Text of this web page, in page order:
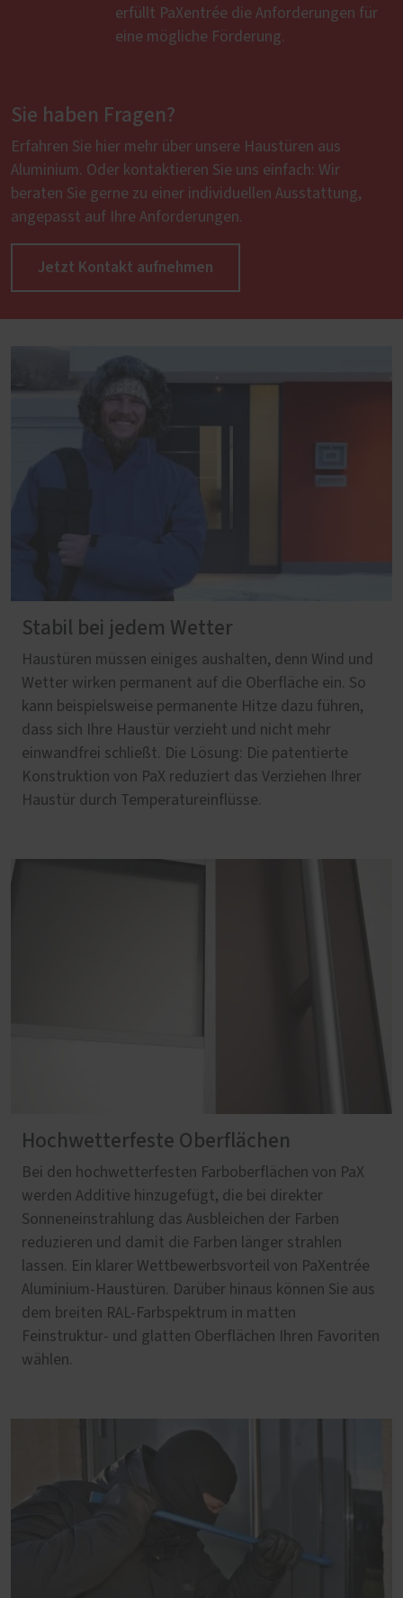
erfüllt PaXentrée die Anforderungen für
eine mögliche Förderung.
Sie haben Fragen?
Erfahren Sie hier mehr über unsere Haustüren aus
Aluminium. Oder kontaktieren Sie uns einfach: Wir
beraten Sie gerne zu einer individuellen Ausstattung,
angepasst auf Ihre Anforderungen.
Jetzt Kontakt aufnehmen
Stabil bei jedem Wetter
Haustüren müssen einiges aushalten, denn Wind und
Wetter wirken permanent auf die Oberfläche ein. So
kann beispielsweise permanente Hitze dazu führen,
dass sich Ihre Haustür verzieht und nicht mehr
einwandfrei schließt. Die Lösung: Die patentierte
Konstruktion von PaX reduziert das Verziehen Ihrer
Haustür durch Temperatureinflüsse.
Hochwetterfeste Oberflächen
Bei den hochwetterfesten Farboberflächen von PaX
werden Additive hinzugefügt, die bei direkter
Sonneneinstrahlung das Ausbleichen der Farben
reduzieren und damit die Farben länger strahlen
lassen. Ein klarer Wettbewerbsvorteil von PaXentrée
Aluminium-Haustüren. Darüber hinaus können Sie aus
dem breiten RAL-Farbspektrum in matten
Feinstruktur- und glatten Oberflächen Ihren Favoriten
wählen.